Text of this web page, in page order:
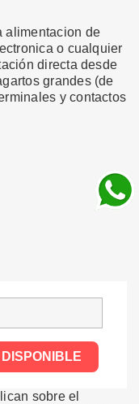
alimentacion de
o cualquier
directa desde
grandes (de
y contactos
sobre el